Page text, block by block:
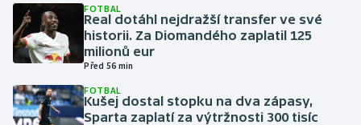
Gymnastika
Házená
Jezdectví
FOTBAL
Real dotáhl nejdražší transfer ve své
historii. Za Diomandého zaplatil 125
milionů eur
Před 56 min
FOTBAL
Kušej dostal stopku na dva zápasy,
Sparta zaplatí za výtržnosti 300 tisíc